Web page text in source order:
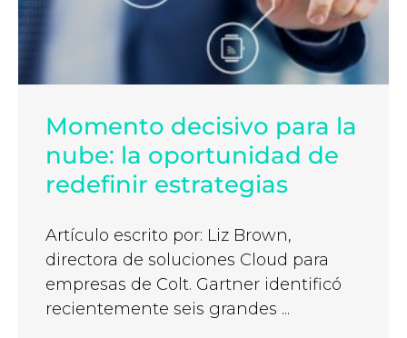
Momento decisivo para la
nube: la oportunidad de
redefinir estrategias
Artículo escrito por: Liz Brown,
directora de soluciones Cloud para
empresas de Colt. Gartner identificó
recientemente seis grandes ...